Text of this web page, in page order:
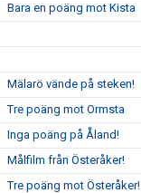
Bara en poäng mot Kista
Mälarö vände på steken!
Tre poäng mot Ormsta
Inga poäng på Åland!
Målfilm från Österåker!
Tre poäng mot Österåker!